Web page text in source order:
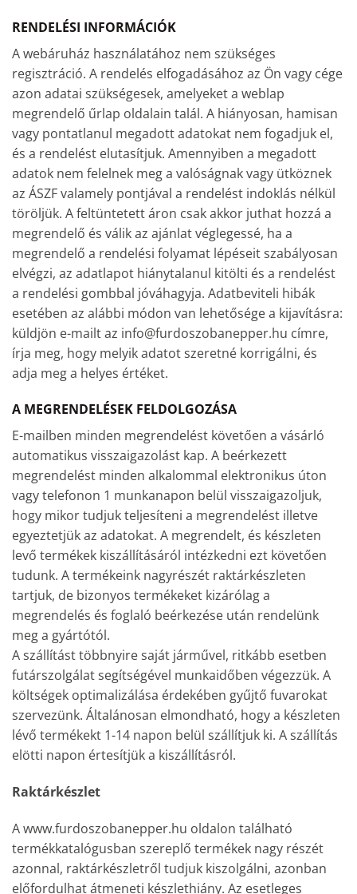
RENDELÉSI INFORMÁCIÓK
A webáruház használatához nem szükséges
regisztráció. A rendelés elfogadásához az Ön vagy cége
azon adatai szükségesek, amelyeket a weblap
megrendelő űrlap oldalain talál. A hiányosan, hamisan
vagy pontatlanul megadott adatokat nem fogadjuk el,
és a rendelést elutasítjuk. Amennyiben a megadott
adatok nem felelnek meg a valóságnak vagy ütköznek
az ÁSZF valamely pontjával a rendelést indoklás nélkül
töröljük. A feltüntetett áron csak akkor juthat hozzá a
megrendelő és válik az ajánlat véglegessé, ha a
megrendelő a rendelési folyamat lépéseit szabályosan
elvégzi, az adatlapot hiánytalanul kitölti és a rendelést
a rendelési gombbal jóváhagyja. Adatbeviteli hibák
esetében az alábbi módon van lehetősége a kijavításra:
küldjön e-mailt az info@furdoszobanepper.hu címre,
írja meg, hogy melyik adatot szeretné korrigálni, és
adja meg a helyes értéket.
A MEGRENDELÉSEK FELDOLGOZÁSA
E-mailben minden megrendelést követően a vásárló
automatikus visszaigazolást kap. A beérkezett
megrendelést minden alkalommal elektronikus úton
vagy telefonon 1 munkanapon belül visszaigazoljuk,
hogy mikor tudjuk teljesíteni a megrendelést illetve
egyeztetjük az adatokat. A megrendelt, és készleten
levő termékek kiszállításáról intézkedni ezt követően
tudunk. A termékeink nagyrészét raktárkészleten
tartjuk, de bizonyos termékeket kizárólag a
megrendelés és foglaló beérkezése után rendelünk
meg a gyártótól.
A szállítást többnyire saját járművel, ritkább esetben
futárszolgálat segítségével munkaidőben végezzük. A
költségek optimalizálása érdekében gyűjtő fuvarokat
szervezünk. Általánosan elmondható, hogy a készleten
lévő termékekt 1-14 napon belül szállítjuk ki. A szállítás
elötti napon értesítjük a kiszállításról.
Raktárkészlet
A www.furdoszobanepper.hu oldalon található
termékkatalógusban szereplő termékek nagy részét
azonnal, raktárkészletről tudjuk kiszolgálni, azonban
előfordulhat átmeneti készlethiány. Az esetleges